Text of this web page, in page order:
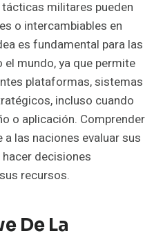
militares pueden
o intercambiables en
es fundamental para las
mundo, ya que permite
plataformas, sistemas
incluso cuando
o aplicación. Comprender
las naciones evaluar sus
decisiones
recursos.
De La